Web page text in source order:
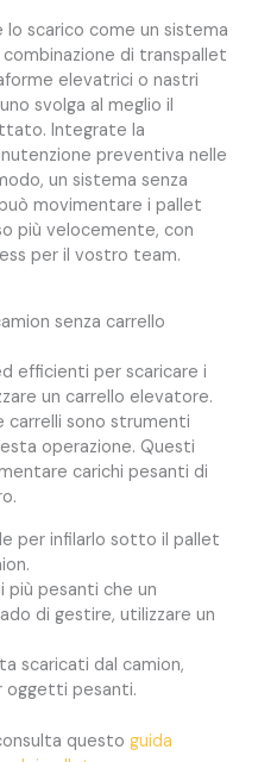
lo scarico come un sistema
di transpallet
elevatrici o nastri
svolga al meglio il
Integrate la
preventiva nelle
un sistema senza
movimentare i pallet
più velocemente, con
per il vostro team.
senza carrello
efficienti per scaricare i
un carrello elevatore.
carrelli sono strumenti
operazione. Questi
carichi pesanti di
per infilarlo sotto il pallet
più pesanti che un
di gestire, utilizzare un
scaricati dal camion,
oggetti pesanti.
questoguida